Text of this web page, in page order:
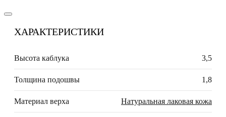
ХАРАКТЕРИСТИКИ
Высота каблука 3,5
Толщина подошвы 1,8
Материал верха Натуральная лаковая кожа